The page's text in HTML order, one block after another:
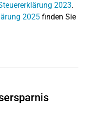
2023.
2025 finden Sie